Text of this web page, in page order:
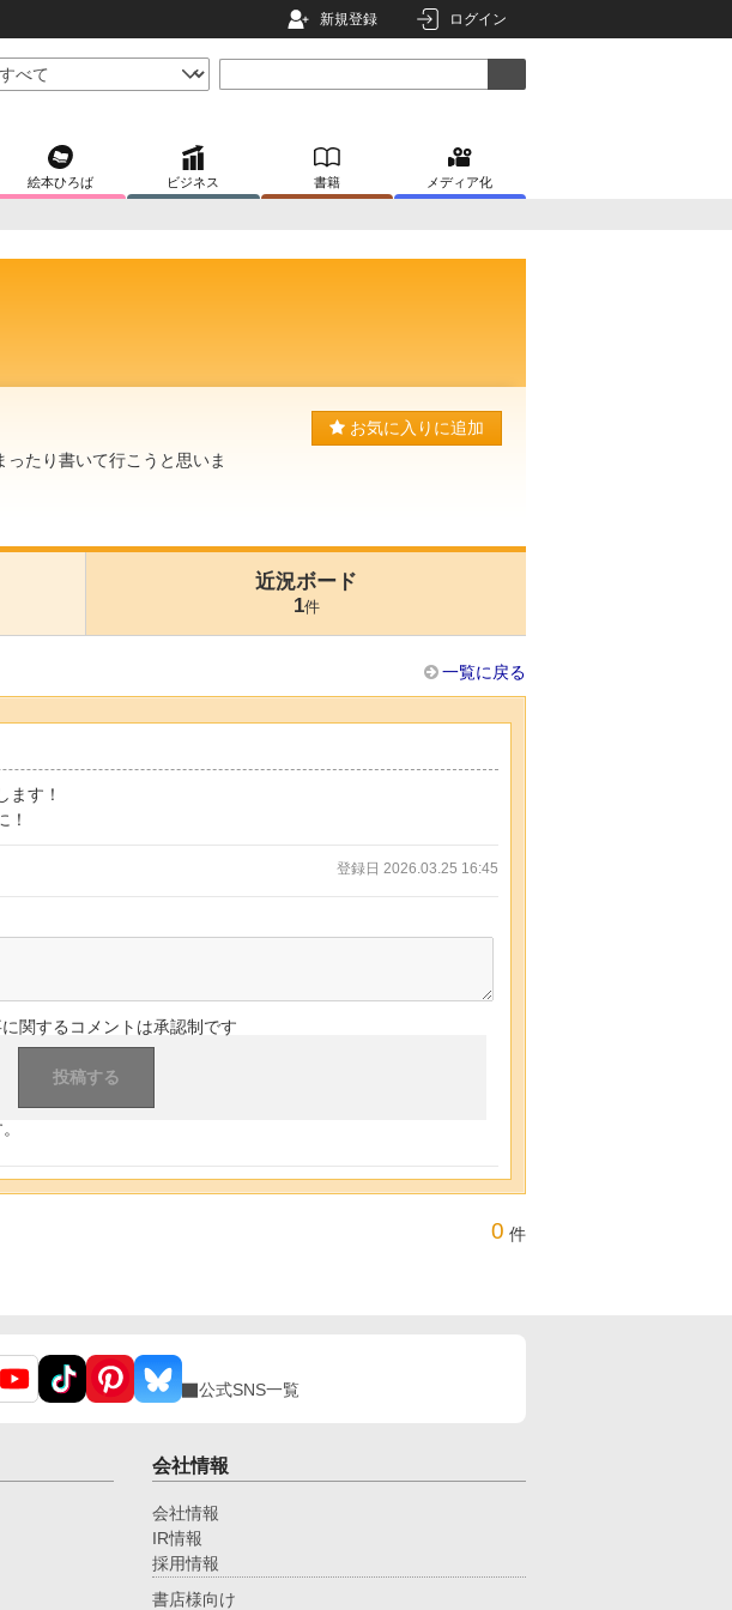
新規登録 ログイン
絵本ひろば ビジネス 書籍 メディア化
たり書いて行こうと思いま
お気に入りに追加
近況ボード
1件
一覧に戻る
す！
！
登録日 2026.03.25 16:45
関するコメントは承認制です
0 件
公式SNS一覧
会社情報
会社情報
IR情報
採用情報
書店様向け